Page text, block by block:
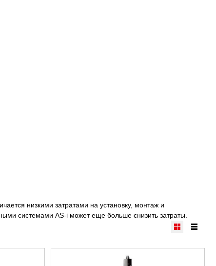
низкими затратами на установку, монтаж и
системами AS-i может еще больше снизить затраты.